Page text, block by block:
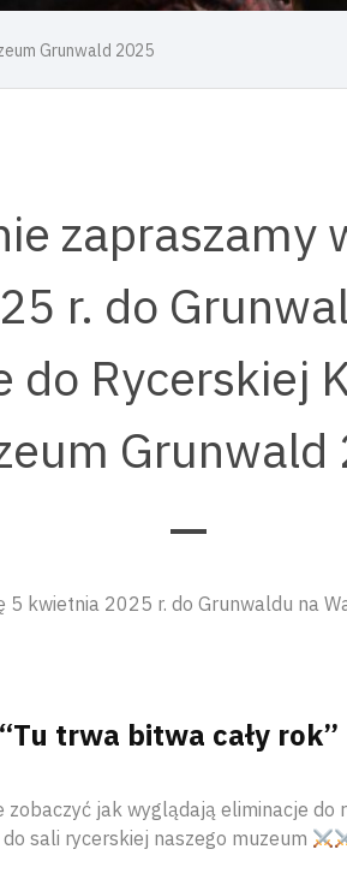
Grunwald 2025
zapraszamy
r. do
do Rycerskiej
Grunwald
kwietnia 2025 r. do Grunwaldu na
“Tu trwa bitwa cały rok”
zobaczyć jak wyglądają eliminacje do
sali rycerskiej naszego muzeum